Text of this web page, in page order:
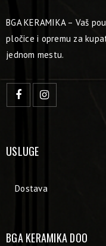
BGA KERAMIKA – Vaš
pločice i opremu za
jednom mestu.
USLUGE
Dostava
BGA KERAMIKA DOO